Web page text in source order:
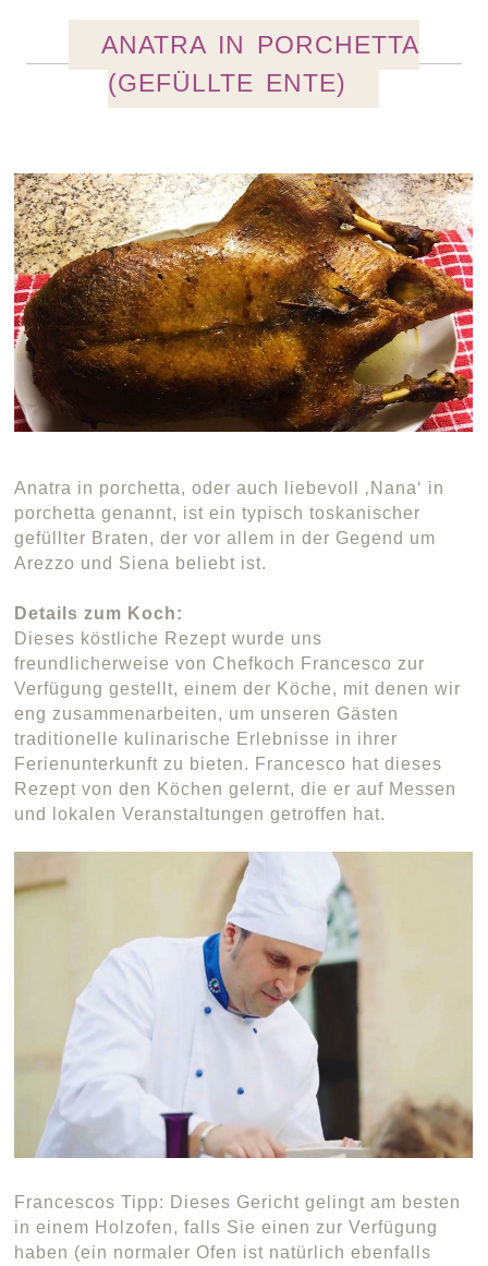
ANATRA IN PORCHETTA
(GEFÜLLTE ENTE)
Anatra in porchetta, oder auch liebevoll ‚Nana‘ in
porchetta genannt, ist ein typisch toskanischer
gefüllter Braten, der vor allem in der Gegend um
Arezzo und Siena beliebt ist.
Details zum Koch:
Dieses köstliche Rezept wurde uns
freundlicherweise von Chefkoch Francesco zur
Verfügung gestellt, einem der Köche, mit denen wir
eng zusammenarbeiten, um unseren Gästen
traditionelle kulinarische Erlebnisse in ihrer
Ferienunterkunft zu bieten. Francesco hat dieses
Rezept von den Köchen gelernt, die er auf Messen
und lokalen Veranstaltungen getroffen hat.
Francescos Tipp: Dieses Gericht gelingt am besten
in einem Holzofen, falls Sie einen zur Verfügung
haben (ein normaler Ofen ist natürlich ebenfalls